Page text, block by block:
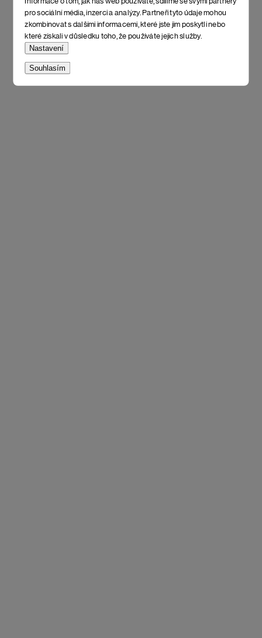
pro sociální média, inzerci a analýzy. Partneři tyto údaje mohou
zkombinovat s dalšími informacemi, které jste jim poskytli nebo
které získali v důsledku toho, že používáte jejich služby.
Nastavení
Souhlasím